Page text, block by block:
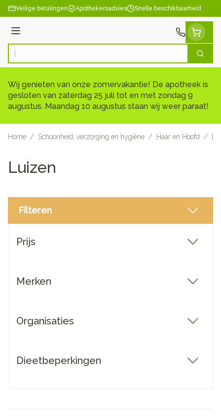
Ga naar de inhoud
Veilige betalingen Apothekersadvies Snelle beschikbaarheid
Menu
Product, merk, categorie... Zoek
Wij genieten van onze zomervakantie! De apotheek is
gesloten van zaterdag 25 juli tot en met zondag 9
augustus. Maandag 10 augustus staan wij weer paraat!
Home / Schoonheid, verzorging en hygiëne / Haar en Hoofd /
Luizen
Filteren
Prijs
Merken
Organisaties
Dieetbeperkingen